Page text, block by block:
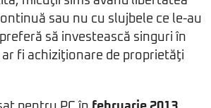
sau nu cu slujbele ce le-au
să investească singuri în
fi achiziţionare de proprietăţi